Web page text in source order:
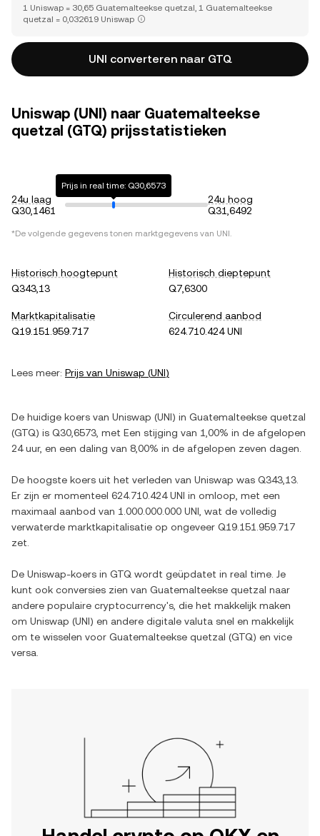
1 Uniswap = 30,65 Guatemalteekse quetzal, 1 Guatemalteekse
quetzal = 0,032619 Uniswap
UNI converteren naar GTQ
Uniswap (UNI) naar Guatemalteekse
quetzal (GTQ) prijsstatistieken
24u laag
Q30,1461
Prijs in real time: Q30,6573
24u hoog
Q31,6492
*De volgende gegevens tonen marktgegevens van UNI.
Historisch hoogtepunt
Q343,13
Historisch dieptepunt
Q7,6300
Marktkapitalisatie
Q19.151.959.717
Circulerend aanbod
624.710.424 UNI
Lees meer: Prijs van Uniswap (UNI)
De huidige koers van Uniswap (UNI) in Guatemalteekse quetzal
(GTQ) is Q30,6573 , met Een stijging van 1,00% in de afgelopen
24 uur, en een daling van 8,00% in de afgelopen zeven dagen.
De hoogste koers uit het verleden van Uniswap was Q343,13
Er zijn er momenteel 624.710.424 UNI in omloop, met een
maximaal aanbod van 1.000.000.000 UNI , wat de volledig
verwaterde marktkapitalisatie op ongeveer Q19.151.959.717
zet.
De Uniswap-koers in GTQ wordt geüpdatet in real time. Je
kunt ook conversies zien van Guatemalteekse quetzal naar
andere populaire cryptocurrency's, die het makkelijk maken
om Uniswap (UNI) en andere digitale valuta snel en makkelijk
om te wisselen voor Guatemalteekse quetzal (GTQ) en vice
versa.